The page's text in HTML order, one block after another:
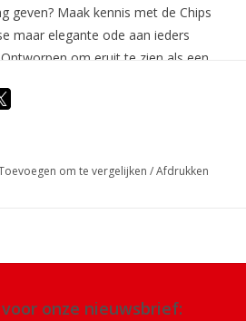
geven? Maak kennis met de Chips
maar elegante ode aan ieders
om eruit te zien als een
​​vleugje plezier en flair toe aan
om te vergelijken /Afdrukken
onze nieuwsbrief: